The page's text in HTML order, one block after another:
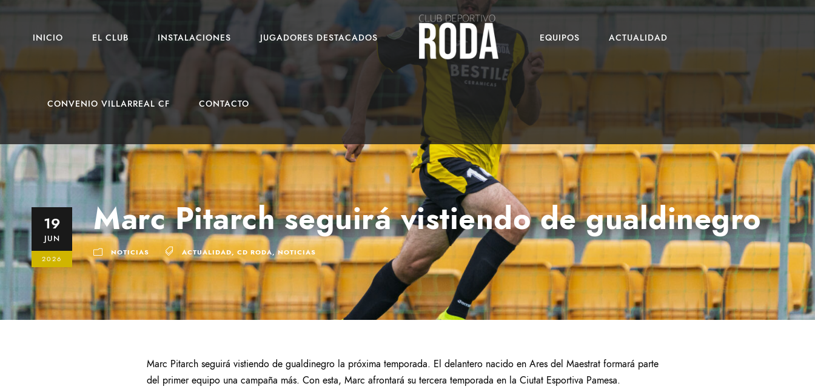
INICIO EL CLUB INSTALACIONES JUGADORES DESTACADOS EQUIPOS ACTUALIDAD
CONVENIO VILLARREAL CF CONTACTO
19
JUN
2026
Marc Pitarch seguirá vistiendo de gualdinegro
NOTICIAS ACTUALIDAD, CD RODA, NOTICIAS
Marc Pitarch seguirá vistiendo de gualdinegro la próxima temporada. El delantero nacido en Ares del Maestrat formará parte
del primer equipo una campaña más. Con esta, Marc afrontará su tercera temporada en la Ciutat Esportiva Pamesa.